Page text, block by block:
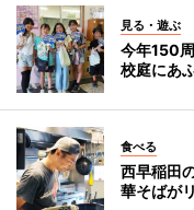
見る・遊ぶ
今年150
校庭にあ
食べる
西早稲田
華そばが